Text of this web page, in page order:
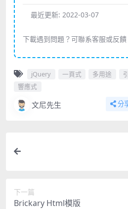
最近更新: 2022-03-07
下載遇到問題？可聯系客服或反饋
jQuery 一頁式 多用途
響應式
文尼先生 分
下一篇
Brickary Html模版